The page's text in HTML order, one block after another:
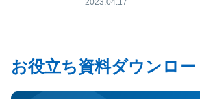
2023.04.17
お役立ち資料ダウンロー